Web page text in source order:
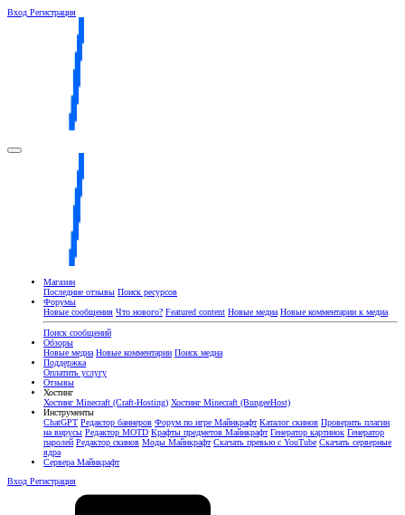
Вход Регистрация
Магазин
Последние отзывы Поиск ресурсов
Форумы
Новые сообщения Что нового? Featured content Новые медиа Новые комментарии к медиа
Поиск сообщений
Обзоры
Новые медиа Новые комментарии Поиск медиа
Поддержка
Оплатить услугу
Отзывы
Хостинг
Хостинг Minecraft (Craft-Hosting) Хостинг Minecraft (BungeeHost)
Инструменты
ChatGPT Редактор баннеров Форум по игре Майнкрафт Каталог скинов Проверить плагин
на вирусы Редактор MOTD Крафты предметов Майнкрафт Генератор картинок Генератор
паролей Редактор скинов Моды Майнкрафт Скачать превью с YouTube Скачать серверные
ядра
Сервера Майнкрафт
Вход Регистрация